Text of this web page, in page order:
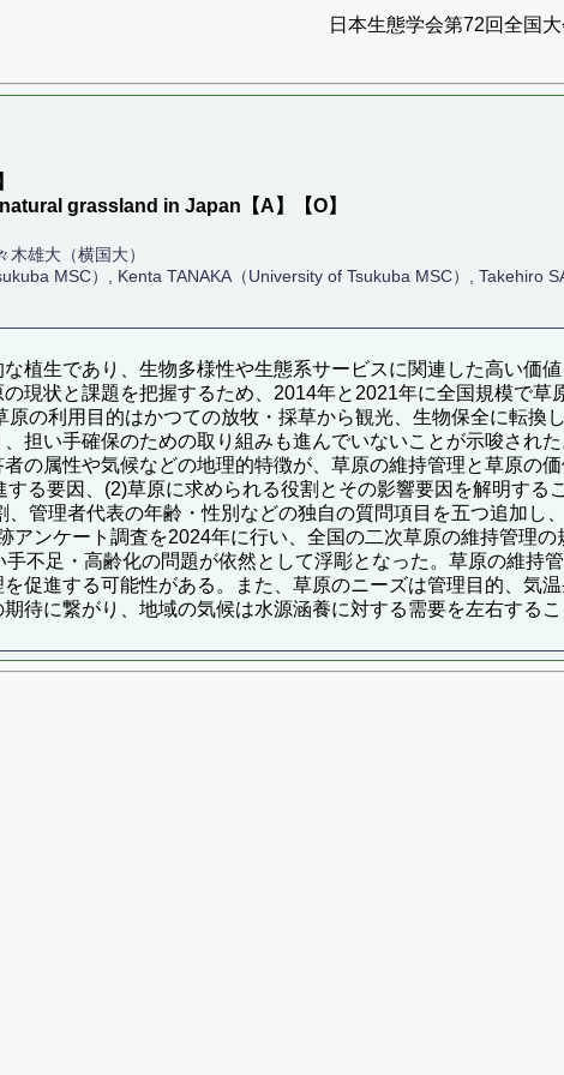
日本生態学会第72回全国
grassland in Japan【A】【O】
雄大（横国大）
MSC）, Kenta TANAKA（University of Tsukuba MSC）, Takehiro
生であり、生物多様性や生態系サービスに関連した高い価
現状と課題を把握するため、2014年と2021年に全国規模で草
の利用目的はかつての放牧・採草から観光、生物保全に転換
担い手確保のための取り組みも進んでいないことが示唆され
の属性や気候などの地理的特徴が、草原の維持管理と草原の
る要因、(2)草原に求められる役割とその影響要因を解明する
管理者代表の年齢・性別などの独自の質問項目を五つ追加し
ンケート調査を2024年に行い、全国の二次草原の維持管理の
不足・高齢化の問題が依然として浮彫となった。草原の維持
促進する可能性がある。また、草原のニーズは管理目的、気
待に繋がり、地域の気候は水源涵養に対する需要を左右するこ